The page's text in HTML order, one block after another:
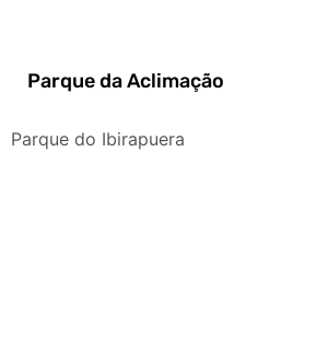
Parque da Aclimação
Parque do Ibirapuera